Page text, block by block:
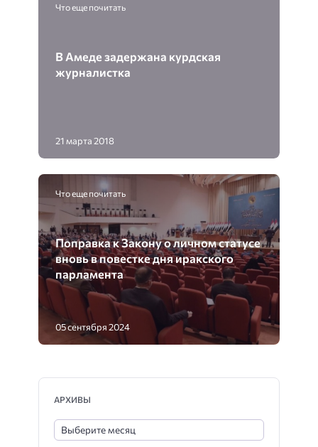
Что еще почитать
В Амеде задержана курдская
журналистка
21 марта 2018
Что еще почитать
Поправка к Закону о личном статусе
вновь в повестке дня иракского
парламента
05 сентября 2024
АРХИВЫ